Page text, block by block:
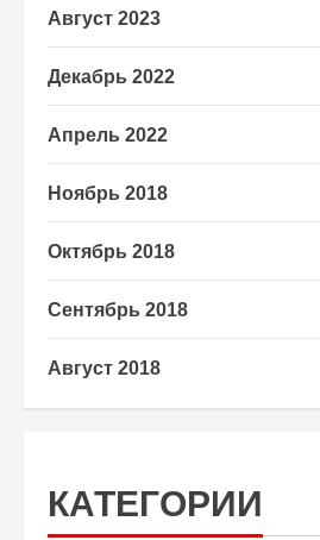
Август 2023
Декабрь 2022
Апрель 2022
Ноябрь 2018
Октябрь 2018
Сентябрь 2018
Август 2018
КАТЕГОРИИ